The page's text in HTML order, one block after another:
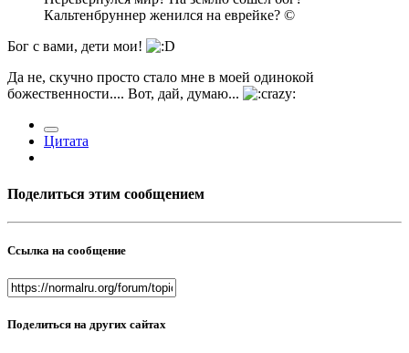
Кальтенбруннер женился на еврейке? ©
Бог с вами, дети мои!
Да не, скучно просто стало мне в моей одинокой
божественности.... Вот, дай, думаю...
Цитата
Поделиться этим сообщением
Ссылка на сообщение
Поделиться на других сайтах